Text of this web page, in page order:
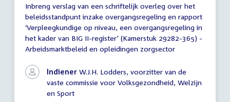
Inbreng
verslag
schriftelijk
overleg
Inbreng verslag van een schriftelijk overleg over het
beleidsstandpunt inzake overgangsregeling en rapport
‘Verpleegkundige op niveau, een overgangsregeling in
het kader van BIG II-register’ (Kamerstuk 29282-365) -
Arbeidsmarktbeleid en opleidingen zorgsector
Indiener W.J.H. Lodders, voorzitter van de
vaste commissie voor Volksgezondheid, Welzijn
en Sport